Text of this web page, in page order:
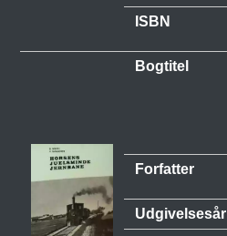
ISBN
Bogtitel
Forfatter
Udgivelsesår